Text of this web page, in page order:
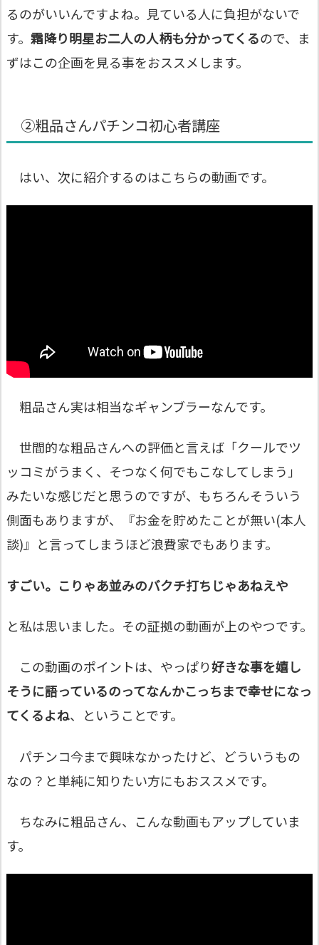
るのがいいんですよね。見ている人に負担がないで
す。 霜降り明星お二人の人柄も分かってくるので、ま
ずはこの企画を見る事をおススメします。
②粗品さんパチンコ初心者講座
はい、次に紹介するのはこちらの動画です。
粗品さん実は相当なギャンブラーなんです。
世間的な粗品さんへの評価と言えば「クールでツ
ッコミがうまく、そつなく何でもこなしてしまう」
みたいな感じだと思うのですが、もちろんそういう
側面もありますが、
『お金を貯めたことが無い(本人
談)』 と言ってしまうほど浪費家でもあります。
すごい。こりゃあ並みのバクチ打ちじゃあねえや
と私は思いました。その証拠の動画が上のやつです。
この動画のポイントは、やっぱり好きな事を嬉し
そうに語っているのってなんかこっちまで幸せになっ
てくるよね、ということです。
パチンコ今まで興味なかったけど、どういうもの
なの？と単純に知りたい方にもおススメです。
ちなみに粗品さん、こんな動画もアップしていま
す。